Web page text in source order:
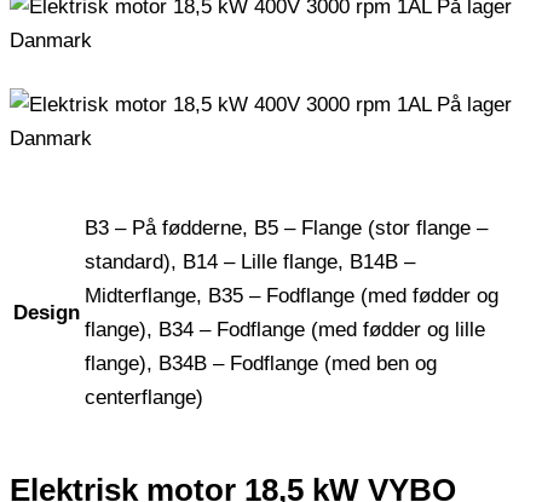
Design
B3 – På fødderne, B5 – Flange (stor flange –
standard), B14 – Lille flange, B14B –
Midterflange, B35 – Fodflange (med fødder og
flange), B34 – Fodflange (med fødder og lille
flange), B34B – Fodflange (med ben og
centerflange)
Elektrisk motor 18,5 kW VYBO